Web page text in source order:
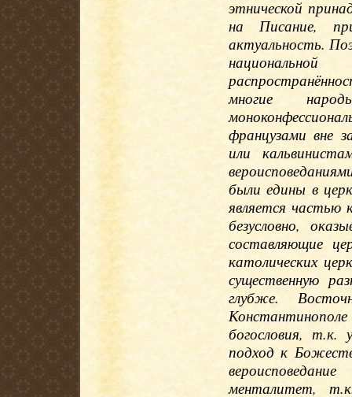
этнической
на Писание,
актуальность.
многие
французами вне
или
были едины в
является частью
безусловно,
составляющие
католических
существенную
глубже.
богословия, т.к.
подход к
менталитет,